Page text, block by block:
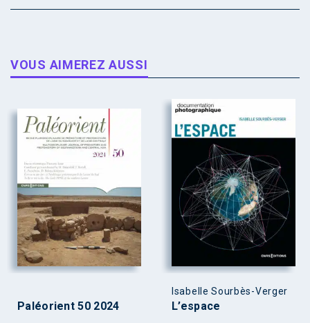
VOUS AIMEREZ AUSSI
Paléorient 50 2024
Isabelle Sourbès-Verger
L’espace